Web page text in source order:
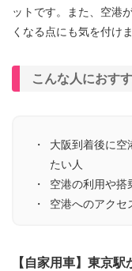
ットです。また、空港
くなる点にも気を付け
こんな人におすす
大阪到着後に空
たい人
空港の利用や搭
空港へのアクセ
【自家用車】東京